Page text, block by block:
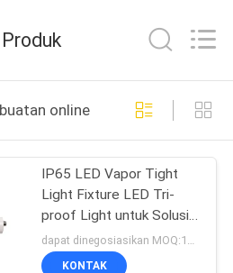
Produk
online
IP65 LED Vapor Tight
Light Fixture LED Tri-
proof Light untuk Solusi
Pencahayaan yang
Disesuaikan
dapat dinegosiasikan MOQ:100 pcs
KONTAK